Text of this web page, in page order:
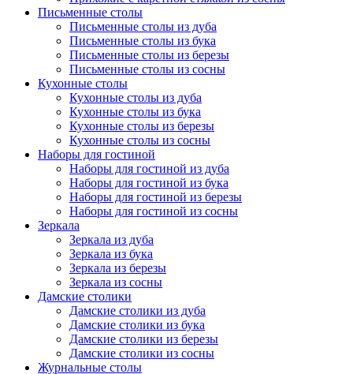
Письменные столы
Письменные столы из дуба
Письменные столы из бука
Письменные столы из березы
Письменные столы из сосны
Кухонные столы
Кухонные столы из дуба
Кухонные столы из бука
Кухонные столы из березы
Кухонные столы из сосны
Наборы для гостиной
Наборы для гостиной из дуба
Наборы для гостиной из бука
Наборы для гостиной из березы
Наборы для гостиной из сосны
Зеркала
Зеркала из дуба
Зеркала из бука
Зеркала из березы
Зеркала из сосны
Дамские столики
Дамские столики из дуба
Дамские столики из бука
Дамские столики из березы
Дамские столики из сосны
Журнальные столы